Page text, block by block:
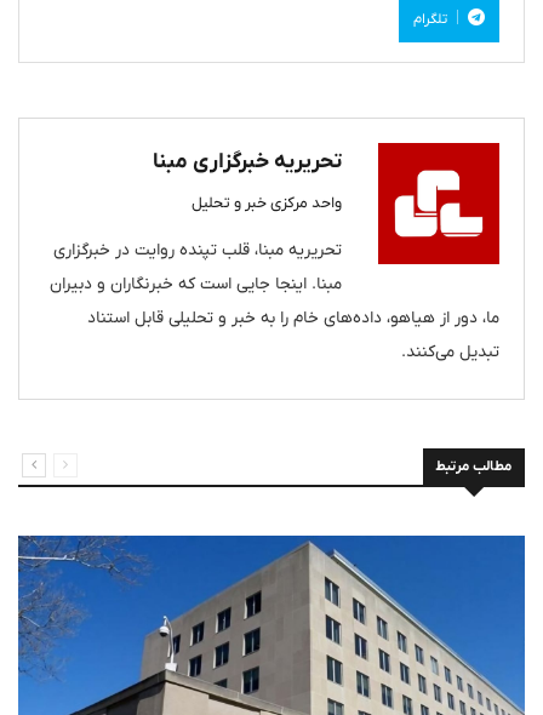
تلگرام
تحریریه خبرگزاری مبنا
واحد مرکزی خبر و تحلیل
تحریریه مبنا، قلب تپنده روایت در خبرگزاری
مبنا. اینجا جایی است که خبرنگاران و دبیران
ما، دور از هیاهو، داده‌های خام را به خبر و تحلیلی قابل استناد
تبدیل می‌کنند.
مطالب مرتبط